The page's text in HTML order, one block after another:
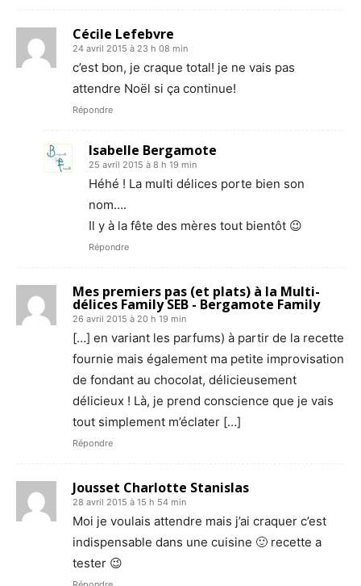
Cécile Lefebvre
24 avril 2015 à 23 h 08 min
c’est bon, je craque total! je ne vais pas
attendre Noël si ça continue!
Répondre
Isabelle Bergamote
25 avril 2015 à 8 h 19 min
Héhé ! La multi délices porte bien son
nom….
Il y à la fête des mères tout bientôt 😉
Répondre
Mes premiers pas (et plats) à la Multi-
délices Family SEB - Bergamote Family
26 avril 2015 à 20 h 19 min
[…] en variant les parfums) à partir de la recette
fournie mais également ma petite improvisation
de fondant au chocolat, délicieusement
délicieux ! Là, je prend conscience que je vais
tout simplement m’éclater […]
Répondre
Jousset Charlotte Stanislas
28 avril 2015 à 15 h 54 min
Moi je voulais attendre mais j’ai craquer c’est
indispensable dans une cuisine 🙂 recette a
tester 😉